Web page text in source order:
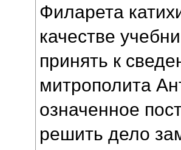
Филарета
качестве
принять к
митрополита
означенное
решить дело